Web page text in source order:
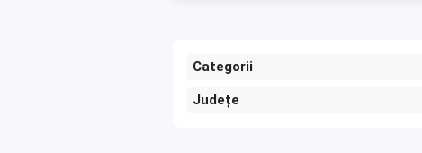
Categorii
Județe